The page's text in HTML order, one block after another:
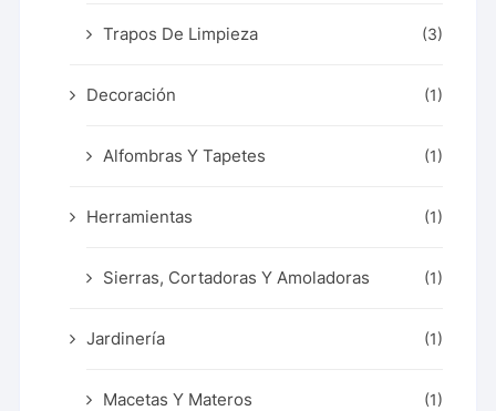
Trapos De Limpieza (3)
Decoración (1)
Alfombras Y Tapetes (1)
Herramientas (1)
Sierras, Cortadoras Y Amoladoras (1)
Jardinería (1)
Macetas Y Materos (1)